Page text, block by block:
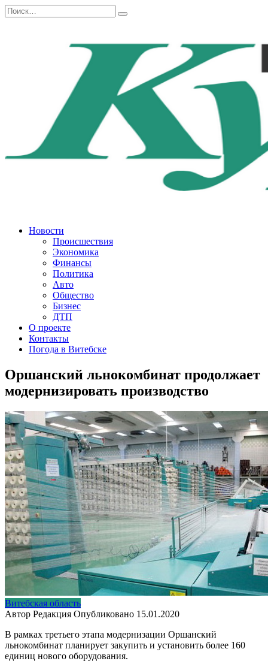
Перейти
к
Search
for:
Новости
Происшествия
Экономика
Финансы
Политика
Авто
Общество
Бизнес
ДТП
О проекте
Контакты
Погода в Витебске
Оршанский льнокомбинат продолжает
модернизировать производство
Витебская область
Автор Редакция Опубликовано 15.01.2020
В рамках третьего этапа модернизации Оршанский
льнокомбинат планирует закупить и установить более 160
единиц нового оборудования.